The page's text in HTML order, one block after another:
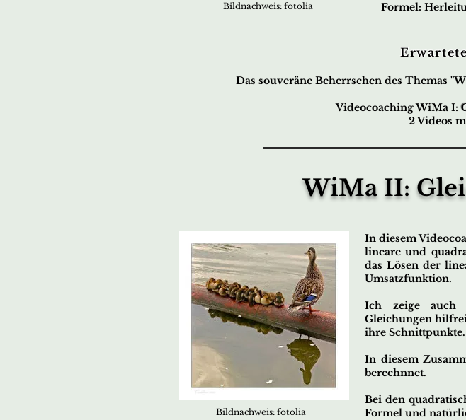
Bildnachweis: fotolia
Formel:
Das souveräne Beherrschen des Themas
Videocoaching WiMa I:
2 Videos
WiMa II:
Bildnachweis: fotolia
In diesem
lineare und
das Lösen der
Umsatzfunktion.
Ich zeige auch
Gleichungen
ihre Schnittpunkte.
In diesem
berechnnet.
Bei den
Formel und